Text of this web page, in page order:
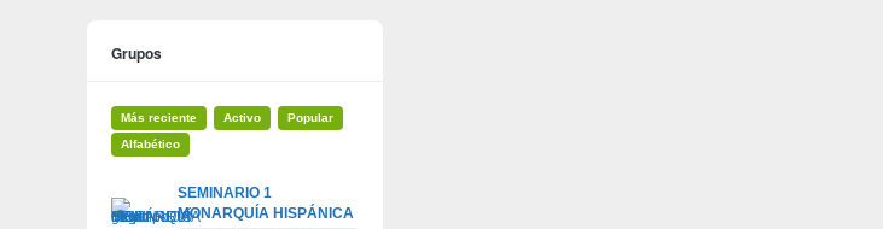
Grupos
Más reciente Activo
Popular
Alfabético
SEMINARIO 1
MONARQUÍA HISPÁNICA